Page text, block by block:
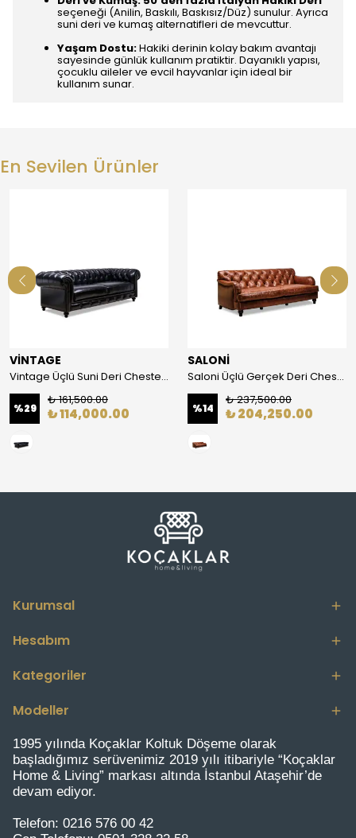
seçeneği (Anilin, Baskılı, Baskısız/Düz) sunulur. Ayrıca
suni deri ve kumaş alternatifleri de mevcuttur.
Yaşam Dostu:Hakiki derinin kolay bakım avantajı
sayesinde günlük kullanım pratiktir. Dayanıklı yapısı,
çocuklu aileler ve evcil hayvanlar için ideal bir
kullanım sunar.
En Sevilen Ürünler
VİNTAGE
Vintage Üçlü Suni Deri Chester Koltuk
%29
₺ 161,500.00
₺ 114,000.00
SALONİ
Saloni Üçlü Gerçek Deri Chester Koltuk
%14
₺ 237,500.00
₺ 204,250.00
Kurumsal
Hesabım
Kategoriler
Modeller
1995 yılında Koçaklar Koltuk Döşeme olarak
başladığımız serüvenimiz 2019 yılı itibariyle “Koçaklar
Home & Living” markası altında İstanbul Ataşehir’de
devam ediyor.
Telefon: 0216 576 00 42